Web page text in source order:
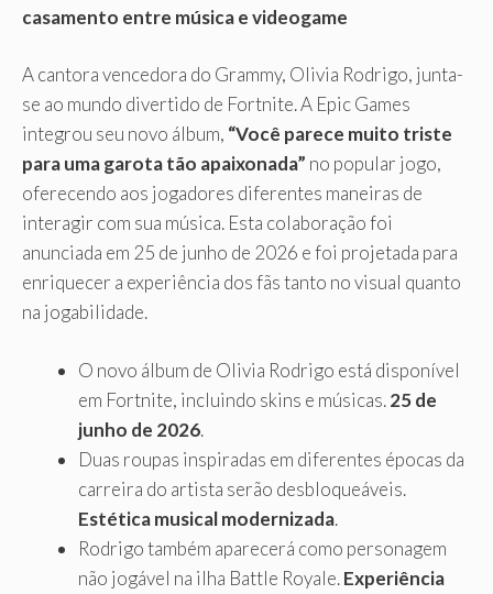
casamento entre música e videogame
A cantora vencedora do Grammy, Olivia Rodrigo, junta-
se ao mundo divertido de Fortnite. A Epic Games
integrou seu novo álbum, “Você parece muito triste
para uma garota tão apaixonada” no popular jogo,
oferecendo aos jogadores diferentes maneiras de
interagir com sua música. Esta colaboração foi
anunciada em 25 de junho de 2026 e foi projetada para
enriquecer a experiência dos fãs tanto no visual quanto
na jogabilidade.
O novo álbum de Olivia Rodrigo está disponível
em Fortnite, incluindo skins e músicas.25 de
junho de 2026.
Duas roupas inspiradas em diferentes épocas da
carreira do artista serão desbloqueáveis.
Estética musical modernizada.
Rodrigo também aparecerá como personagem
não jogável na ilha Battle Royale.Experiência